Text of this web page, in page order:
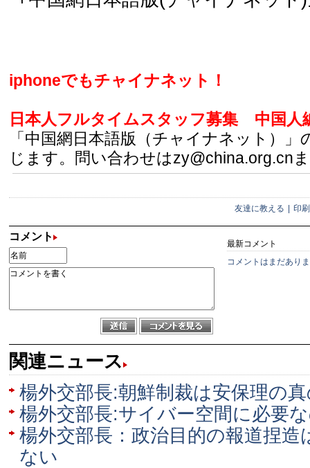
iphoneでもチャイナネット！
日本人フルタイムスタッフ募集
中国人
「中国網日本語版（チャイナネット）」
じます。問い合わせはzy@china.org.cn
友達に教える 印刷
コメント
最新コメント
コメントはまだあり
関連ニュース
楊外交部長:朝鮮制裁は安保理の
楊外交部長:サイバー空間に必要
楊外交部長：政治目的の報道捏造
ない